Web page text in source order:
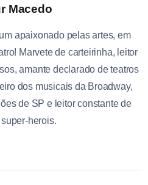
Macedo
apaixonado pelas artes, em
Marvete de carteirinha, leitor
amante declarado de teatros
dos musicais da Broadway,
de SP e leitor constante de
herois.